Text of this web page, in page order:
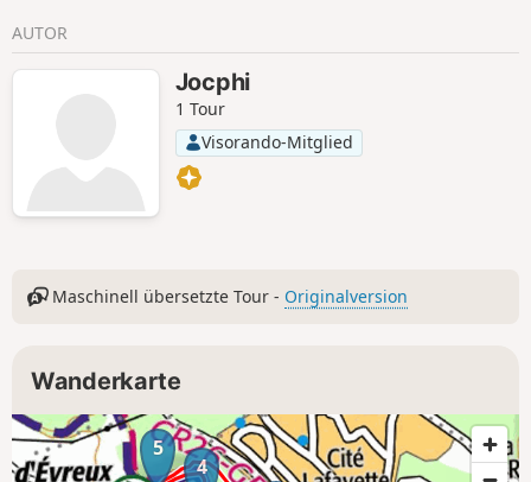
AUTOR
Jocphi
1 Tour
Visorando-Mitglied
Maschinell übersetzte Tour - Originalversion
Wanderkarte
4
5